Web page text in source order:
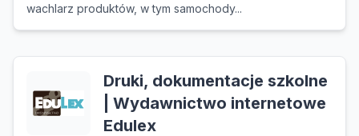
wachlarz produktów, w tym samochody...
Druki, dokumentacje szkolne
| Wydawnictwo internetowe
Edulex